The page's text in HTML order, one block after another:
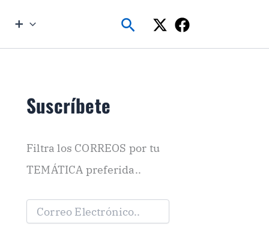
➕ Buscar
Suscríbete
Filtra los CORREOS por tu
TEMÁTICA preferida..
C